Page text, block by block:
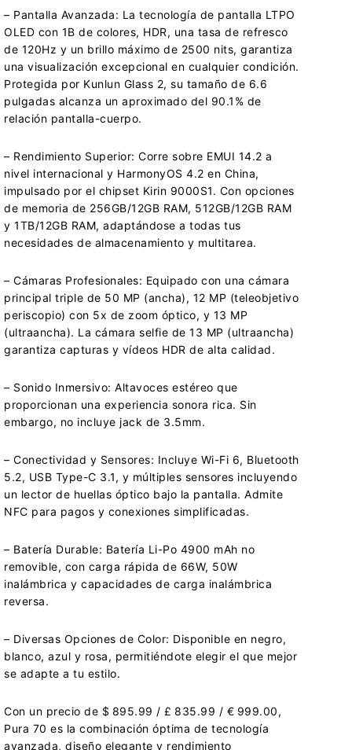
– Pantalla Avanzada: La tecnología de pantalla LTPO
OLED con 1B de colores, HDR, una tasa de refresco
de 120Hz y un brillo máximo de 2500 nits, garantiza
una visualización excepcional en cualquier condición.
Protegida por Kunlun Glass 2, su tamaño de 6.6
pulgadas alcanza un aproximado del 90.1% de
relación pantalla-cuerpo.
– Rendimiento Superior: Corre sobre EMUI 14.2 a
nivel internacional y HarmonyOS 4.2 en China,
impulsado por el chipset Kirin 9000S1. Con opciones
de memoria de 256GB/12GB RAM, 512GB/12GB RAM
y 1TB/12GB RAM, adaptándose a todas tus
necesidades de almacenamiento y multitarea.
– Cámaras Profesionales: Equipado con una cámara
principal triple de 50 MP (ancha), 12 MP (teleobjetivo
periscopio) con 5x de zoom óptico, y 13 MP
(ultraancha). La cámara selfie de 13 MP (ultraancha)
garantiza capturas y vídeos HDR de alta calidad.
– Sonido Inmersivo: Altavoces estéreo que
proporcionan una experiencia sonora rica. Sin
embargo, no incluye jack de 3.5mm.
– Conectividad y Sensores: Incluye Wi-Fi 6, Bluetooth
5.2, USB Type-C 3.1, y múltiples sensores incluyendo
un lector de huellas óptico bajo la pantalla. Admite
NFC para pagos y conexiones simplificadas.
– Batería Durable: Batería Li-Po 4900 mAh no
removible, con carga rápida de 66W, 50W
inalámbrica y capacidades de carga inalámbrica
reversa.
– Diversas Opciones de Color: Disponible en negro,
blanco, azul y rosa, permitiéndote elegir el que mejor
se adapte a tu estilo.
Con un precio de $ 895.99 / £ 835.99 / € 999.00,
Pura 70 es la combinación óptima de tecnología
avanzada, diseño elegante y rendimiento